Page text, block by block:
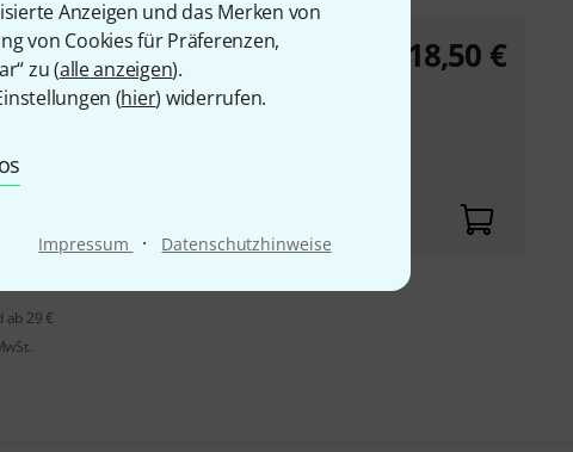
Anzeigen und das Merken von
von Cookies für Präferenzen,
zu (alle anzeigen).
(hier) widerrufen.
Impressum · Datenschutzhinweise
op.25
J. Busch
18,50 €
ab 29 €